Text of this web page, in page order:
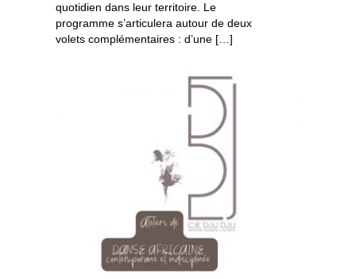
quotidien dans leur territoire. Le
programme s’articulera autour de deux
volets complémentaires : d’une […]